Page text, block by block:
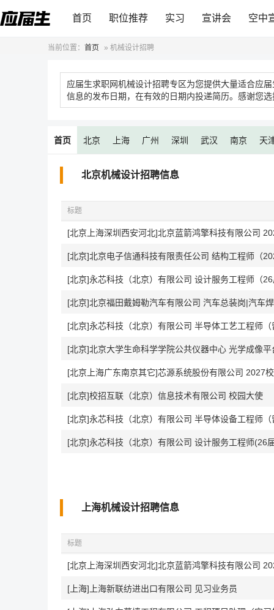
首页 职位推荐 实习 宣讲会 空中
当前位置： 首页 » 机械设计招聘
应届生求职网机械设计招聘专区为您提供大量适合应
信息的发布日期，在有效的日期内投递简历。感谢您
首页 北京 上海 广州 深圳 武汉 南京 天
北京机械设计招聘信息
标题
[北京上海深圳西安河北]北京蓝箭鸿擎科技有限公司
[北京]北京电子信通科技有限责任公司 结构工程师（
[北京]永芯科技（北京）有限公司 设计服务工程师（
[北京]北京福田戴姆勒汽车有限公司 汽车总装岗|汽车
[北京]永芯科技（北京）有限公司 半导体工艺工程师（
[北京]北京大学生命科学学院公共仪器中心 光学成像平
[北京上海广东南京其它]芯源系统股份有限公司 2027
[北京]校招互联（北京）信息技术有限公司 校园大使
[北京]永芯科技（北京）有限公司 半导体设备工程师（
[北京]永芯科技（北京）有限公司 设计服务工程师(26
上海机械设计招聘信息
标题
[北京上海深圳西安河北]北京蓝箭鸿擎科技有限公司
[上海]上海新联纺进出口有限公司 见习业务员